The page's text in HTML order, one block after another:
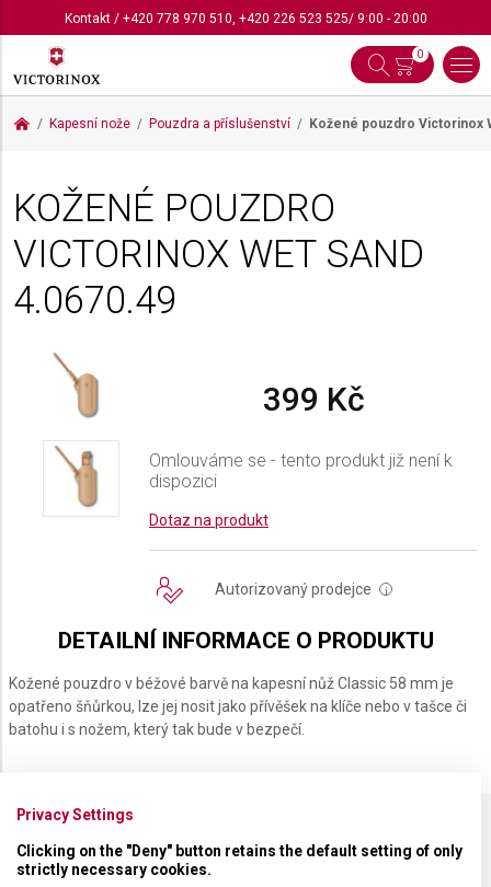
Kontakt/ +420 778 970 510, +420 226 523 525/ 9:00 - 20:00
0
Kapesní nože Pouzdra a příslušenství Kožené pouzdro Victorinox
KOŽENÉ POUZDRO
VICTORINOX WET SAND
4.0670.49
399 Kč
Omlouváme se - tento produkt již není k
dispozici
Dotaz na produkt
Autorizovaný prodejce i
DETAILNÍ INFORMACE O PRODUKTU
Kožené pouzdro v béžové barvě na kapesní nůž Classic 58 mm je
opatřeno šňůrkou, lze jej nosit jako přívěšek na klíče nebo v tašce či
batohu i s nožem, který tak bude v bezpečí.
SPECIFIKACE PRODUKTU
Privacy Settings
Clicking on the "Deny" button retains the default setting of only
strictly necessary cookies.